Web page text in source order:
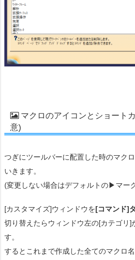
マクロのアイコンとショート
意)
つぎにツールバーに配置した時のマク
いきます。
(変更しない場合はデフォルトの▶︎マー
[カスタマイズ]ウィンドウを[コマンド]
切り替えたらウィンドウ左の[カテゴリ]
す。
するとこれまで作成した全てのマクロ